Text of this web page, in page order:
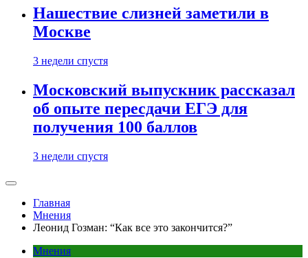
Нашествие слизней заметили в
Москве
3 недели спустя
Московский выпускник рассказал
об опыте пересдачи ЕГЭ для
получения 100 баллов
3 недели спустя
Главная
Мнения
Леонид Гозман: “Как все это закончится?”
Мнения